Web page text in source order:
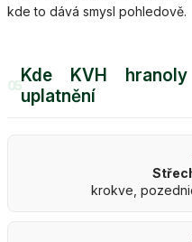
kde to dává smysl pohledově.
05Kde KVH
uplatnění
krokve,